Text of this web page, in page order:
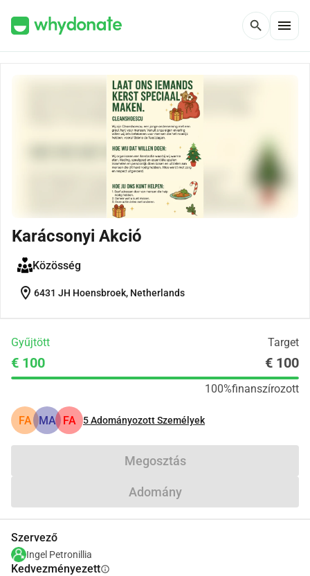
search menu
Karácsonyi Akció
Közösség
location_on 6431 JH Hoensbroek, Netherlands
Gyűjtött Target
€ 100 € 100
100%finanszírozott
FA MA FA 5Adományozott Személyek
Megosztás
Adomány
Szervező
Ingel Petronillia
Kedvezményezettinfo